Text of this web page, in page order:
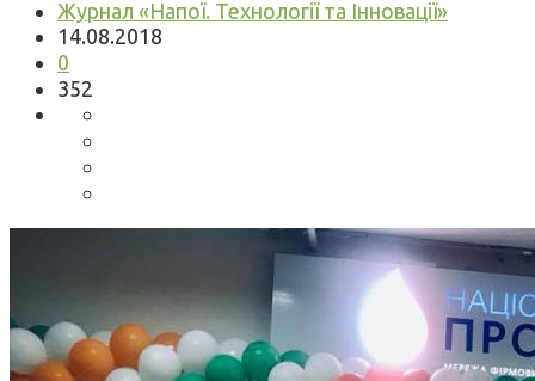
Журнал «Напої. Технології та Інновації»
14.08.2018
0
352